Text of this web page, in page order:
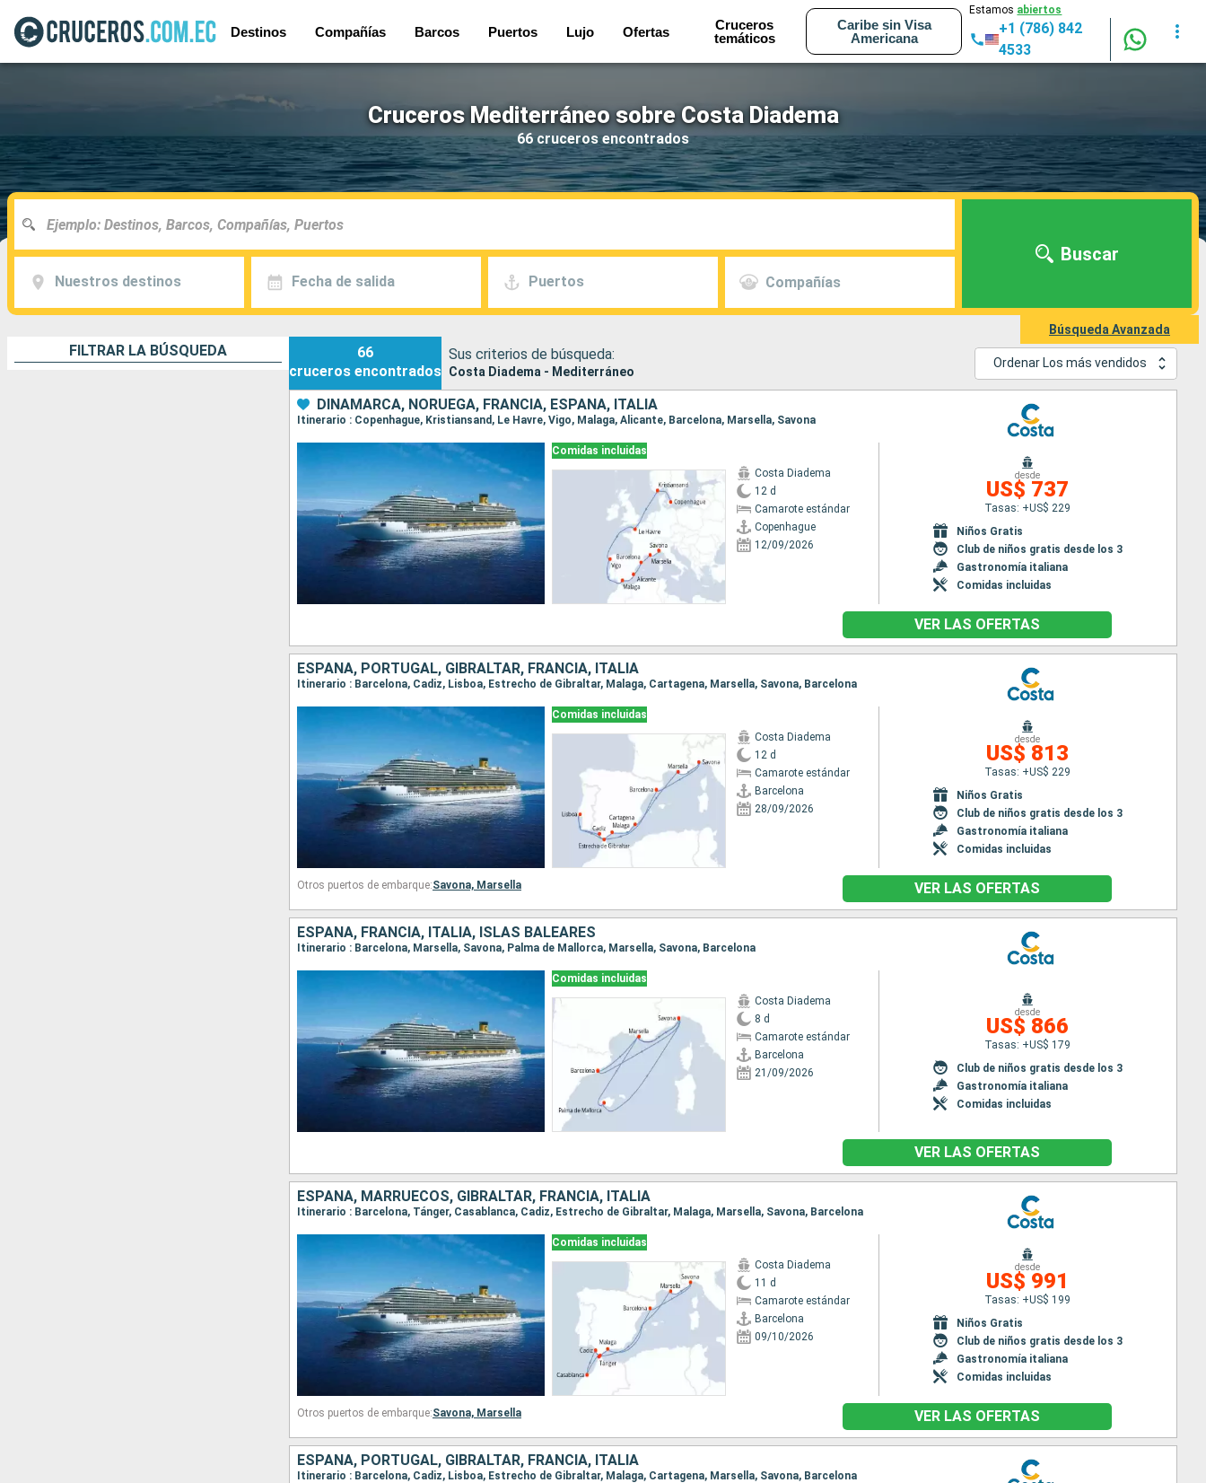
Destinos Compañías Barcos Puertos Lujo Ofertas
Cruceros
temáticos
Caribe sin Visa
Americana
Estamos abiertos
+1 (786) 842
4533
Cruceros Mediterráneo sobre Costa Diadema
66 cruceros encontrados
Nuestros destinos Fecha de salida Puertos Compañías
Buscar
Búsqueda Avanzada
FILTRAR LA BÚSQUEDA
66
cruceros encontrados
Sus criterios de búsqueda:
Costa Diadema - Mediterráneo
Ordenar Los más vendidos
DINAMARCA, NORUEGA, FRANCIA, ESPAÑA, ITALIA
Itinerario : Copenhague, Kristiansand, Le Havre, Vigo, Malaga, Alicante, Barcelona, Marsella, Savona
Comidas incluidas
Costa Diadema
12 d
Camarote estándar
Copenhague
12/09/2026
desde
US$ 737
Tasas: +US$ 229
Niños Gratis
Club de niños gratis desde los 3
Gastronomía italiana
Comidas incluidas
VER LAS OFERTAS
ESPAÑA, PORTUGAL, GIBRALTAR, FRANCIA, ITALIA
Itinerario : Barcelona, Cadiz, Lisboa, Estrecho de Gibraltar, Malaga, Cartagena, Marsella, Savona, Barcelona
Comidas incluidas
Costa Diadema
12 d
Camarote estándar
Barcelona
28/09/2026
desde
US$ 813
Tasas: +US$ 229
Niños Gratis
Club de niños gratis desde los 3
Gastronomía italiana
Comidas incluidas
Otros puertos de embarque:Savona, Marsella VER LAS OFERTAS
ESPAÑA, FRANCIA, ITALIA, ISLAS BALEARES
Itinerario : Barcelona, Marsella, Savona, Palma de Mallorca, Marsella, Savona, Barcelona
Comidas incluidas
Costa Diadema
8 d
Camarote estándar
Barcelona
21/09/2026
desde
US$ 866
Tasas: +US$ 179
Club de niños gratis desde los 3
Gastronomía italiana
Comidas incluidas
VER LAS OFERTAS
ESPAÑA, MARRUECOS, GIBRALTAR, FRANCIA, ITALIA
Itinerario : Barcelona, Tánger, Casablanca, Cadiz, Estrecho de Gibraltar, Malaga, Marsella, Savona, Barcelona
Comidas incluidas
Costa Diadema
11 d
Camarote estándar
Barcelona
09/10/2026
desde
US$ 991
Tasas: +US$ 199
Niños Gratis
Club de niños gratis desde los 3
Gastronomía italiana
Comidas incluidas
Otros puertos de embarque:Savona, Marsella VER LAS OFERTAS
ESPAÑA, PORTUGAL, GIBRALTAR, FRANCIA, ITALIA
Itinerario : Barcelona, Cadiz, Lisboa, Estrecho de Gibraltar, Malaga, Cartagena, Marsella, Savona, Barcelona